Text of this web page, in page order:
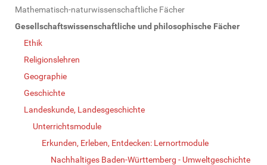
Mathematisch-naturwissenschaftliche Fächer
Gesellschaftswissenschaftliche und philosophische Fächer
Ethik
Religionslehren
Geographie
Geschichte
Landeskunde, Landesgeschichte
Unterrichtsmodule
Erkunden, Erleben, Entdecken: Lernortmodule
Nachhaltiges Baden-Württemberg - Umweltgeschichte